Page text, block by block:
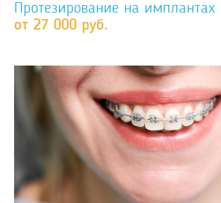
Протезирование на имплантах
от 27 000 руб.